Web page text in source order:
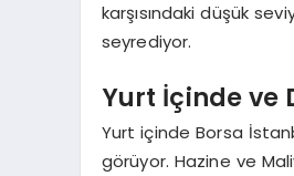
karşısındaki düşük
seyrediyor.
Yurt İçinde ve
Yurt içinde Borsa
görüyor. Hazine ve